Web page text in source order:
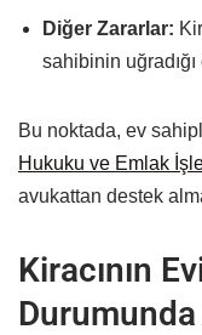
Diğer Zararlar:
sahibinin
Bu noktada, ev
Hukuku ve Emlak
avukattan destek
Kiracının